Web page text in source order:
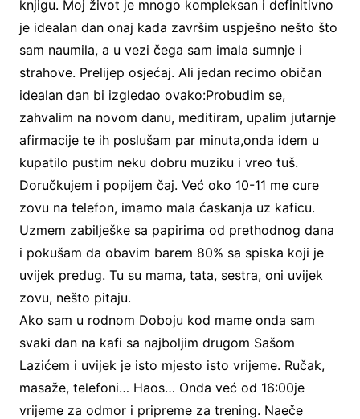
knjigu. Moj život je mnogo kompleksan i definitivno
je idealan dan onaj kada završim uspješno nešto što
sam naumila, a u vezi čega sam imala sumnje i
strahove. Prelijep osjećaj. Ali jedan recimo običan
idealan dan bi izgledao ovako:Probudim se,
zahvalim na novom danu, meditiram, upalim jutarnje
afirmacije te ih poslušam par minuta,onda idem u
kupatilo pustim neku dobru muziku i vreo tuš.
Doručkujem i popijem čaj. Već oko 10-11 me cure
zovu na telefon, imamo mala ćaskanja uz kaficu.
Uzmem zabilješke sa papirima od prethodnog dana
i pokušam da obavim barem 80% sa spiska koji je
uvijek predug. Tu su mama, tata, sestra, oni uvijek
zovu, nešto pitaju.
Ako sam u rodnom Doboju kod mame onda sam
svaki dan na kafi sa najboljim drugom Sašom
Lazićem i uvijek je isto mjesto isto vrijeme. Ručak,
masaže, telefoni… Haos… Onda već od 16:00je
vrijeme za odmor i pripreme za trening. Naeče